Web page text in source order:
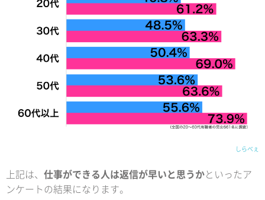
しらべぇ
上記は、 仕事ができる人は返信が早いと思うかといったア
ンケートの結果になります。